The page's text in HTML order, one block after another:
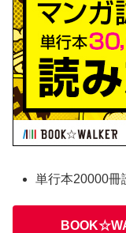
単行本20000冊